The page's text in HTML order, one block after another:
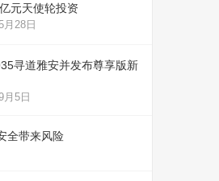
元天使轮投资
月28日
寻道雅安并发布尊享版新
月5日
全带来风险